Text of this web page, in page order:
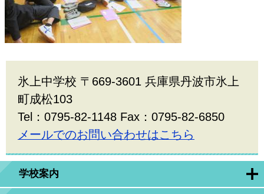
学校案内
氷上中学校 〒669-3601 兵庫県丹波市氷上
町成松103
Tel：0795-82-1148 Fax：0795-82-6850
メールでのお問い合わせはこちら